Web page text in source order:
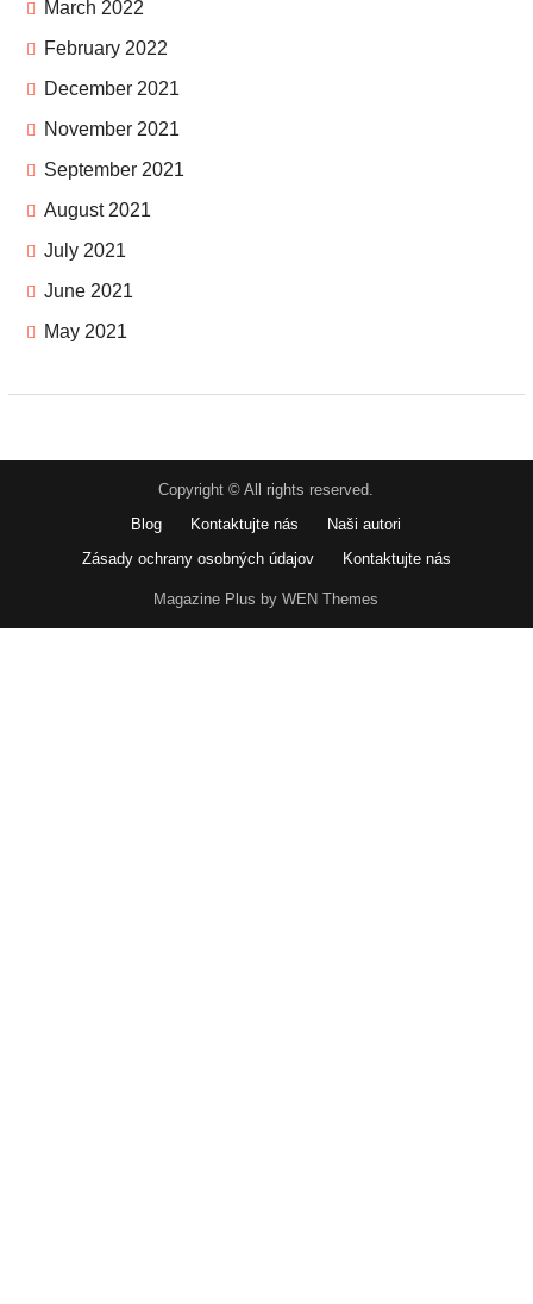
March 2022
February 2022
December 2021
November 2021
September 2021
August 2021
July 2021
June 2021
May 2021
Copyright © All rights reserved.
Blog
Kontaktujte nás
Naši autori
Zásady ochrany osobných údajov
Kontaktujte nás
Magazine Plus by WEN Themes